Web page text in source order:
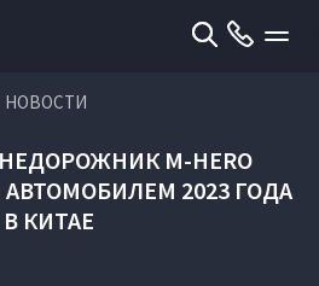
НОВОСТИ
M‑HERO
2023 ГОДА
В КИТАЕ